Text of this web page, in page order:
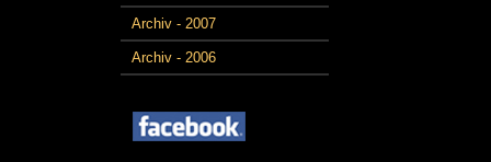
Archiv - 2007
Archiv - 2006